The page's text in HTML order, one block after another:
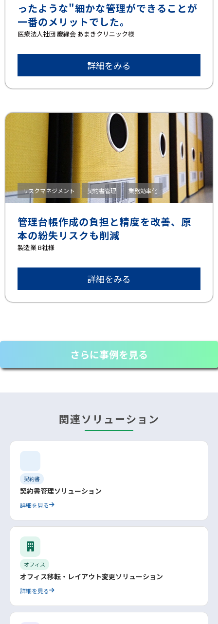
ったような"細かな管理ができることが
一番のメリットでした。
医療法人社団 慶緑会 あまきクリニック様
詳細をみる
リスクマネジメント 契約書管理 業務効率化
管理台帳作成の負担と精度を改善、原
本の紛失リスクも削減
製造業 B社様
詳細をみる
さらに事例を見る
関連ソリューション
契約書
契約書管理ソリューション
詳細を見る
オフィス
オフィス移転・レイアウト変更ソリューション
詳細を見る